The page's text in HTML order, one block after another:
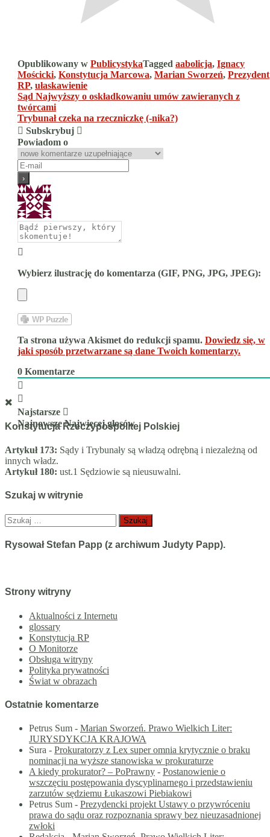
Opublikowany w PublicystykaTagged aabolicja, Ignacy
Mościcki, Konstytucja Marcowa, Marian Sworzeń, Prezydent
RP, ułaskawienie
Nawigacja
wpisu
Sąd Najwyższy o oskładkowaniu umów zawieranych z
twórcami
Trybunał czeka na rzeczniczkę (-nika?)
Subskrybuj
Powiadom o
Wybierz ilustrację do komentarza (GIF, PNG, JPG, JPEG):
Ta strona używa Akismet do redukcji spamu. Dowiedz się, w
jaki sposób przetwarzane są dane Twoich komentarzy.
0 Komentarze
Najstarsze
Najnowsze Najwięcej głosów
Konstytucja Rzeczypospolitej Polskiej
Artykuł 173: Sądy i Trybunały są władzą odrębną i niezależną od
innych władz.
Artykuł 180: ust.1 Sędziowie są nieusuwalni.
Szukaj w witrynie
Szukaj:
Rysował Stefan Papp (z archiwum Judyty Papp).
Strony witryny
Aktualności z Internetu
glossary
Konstytucja RP
O Monitorze
Obsługa witryny
Polityka prywatności
Świat w obrazach
Ostatnie komentarze
Petrus Sum - Marian Sworzeń. Prawo Wielkich Liter:
JURYSDYKCJA KRAJOWA
Sura - Prokuratorzy z Lex super omnia krytycznie o braku
nominacji na wyższe stanowiska w prokuraturze
A kiedy prokurator? – PoPrawny - Postanowienie o
wszczęciu postępowania dyscyplinarnego i przedstawieniu
zarzutów sędziemu Łukaszowi Piebiakowi
Petrus Sum - Prezydencki projekt Ustawy o przywróceniu
prawa do sądu oraz rozpoznania sprawy bez nieuzasadnionej
zwłoki